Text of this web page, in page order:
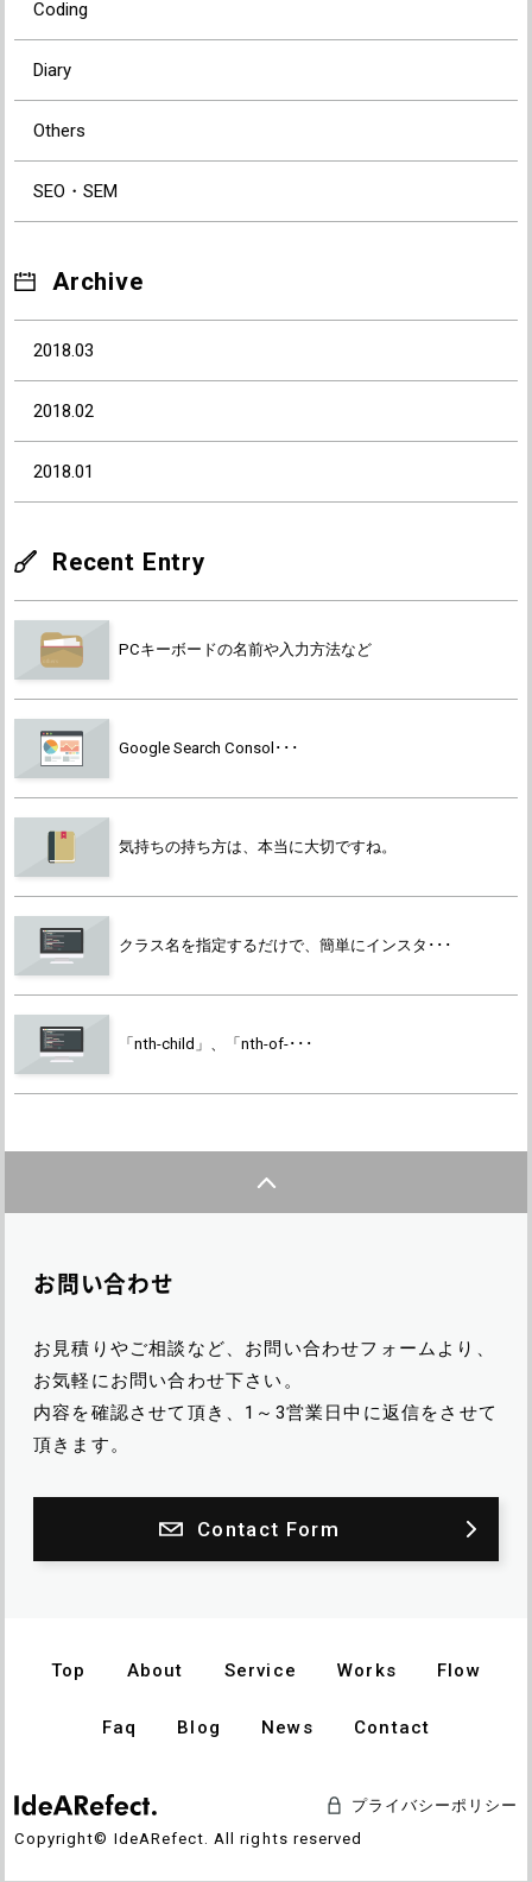
Coding
Diary
Others
SEO・SEM
Archive
2018.03
2018.02
2018.01
Recent Entry
PCキーボードの名前や入力方法など
Google Search Consol･･･
気持ちの持ち方は、本当に大切ですね。
クラス名を指定するだけで、簡単にインスタ･･･
「nth-child」、「nth-of-･･･
お問い合わせ
お見積りやご相談など、お問い合わせフォームより、
お気軽にお問い合わせ下さい。
内容を確認させて頂き、1～3営業日中に返信をさせて
頂きます。
Contact Form
Top About Service Works Flow
Faq Blog News Contact
Copyright© IdeARefect. All rights reserved
プライバシーポリシー